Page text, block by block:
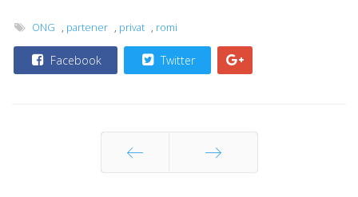
ONG , partener , privat , romi
Facebook Twitter